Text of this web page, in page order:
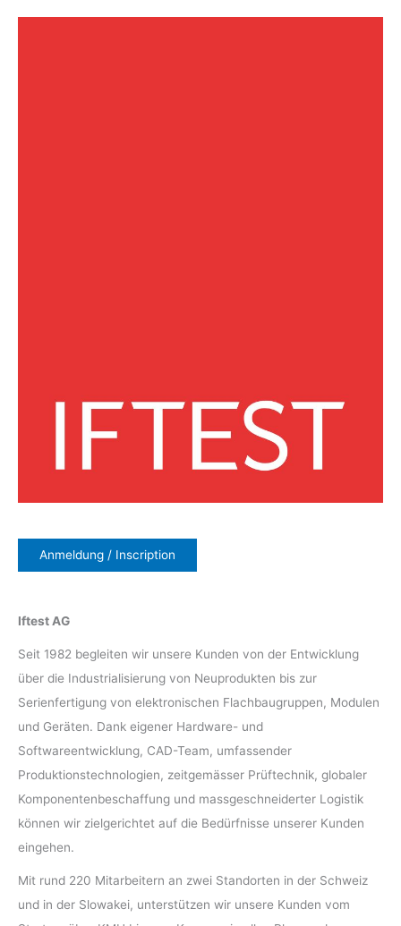
Anmeldung / Inscription
Iftest AG
Seit 1982 begleiten wir unsere Kunden von der Entwicklung
über die Industrialisierung von Neuprodukten bis zur
Serienfertigung von elektronischen Flachbaugruppen, Modulen
und Geräten. Dank eigener Hardware- und
Softwareentwicklung, CAD-Team, umfassender
Produktionstechnologien, zeitgemässer Prüftechnik, globaler
Komponentenbeschaffung und massgeschneiderter Logistik
können wir zielgerichtet auf die Bedürfnisse unserer Kunden
eingehen.
Mit rund 220 Mitarbeitern an zwei Standorten in der Schweiz
und in der Slowakei, unterstützen wir unsere Kunden vom